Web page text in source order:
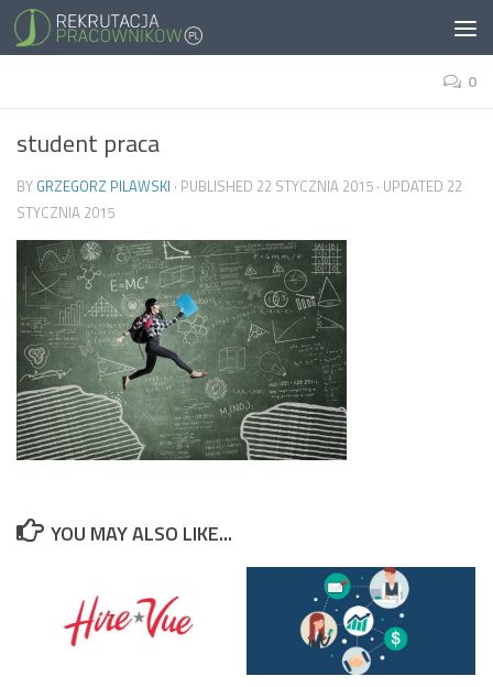
0
student praca
BY GRZEGORZ PILAWSKI · PUBLISHED 22 STYCZNIA 2015 · UPDATED 22
STYCZNIA 2015
YOU MAY ALSO LIKE...